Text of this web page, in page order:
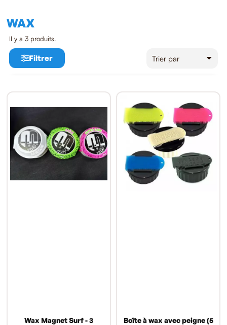
WAX
Il y a 3 produits.
Filtrer
Wax Magnet Surf - 3
Boîte à wax avec peigne (5